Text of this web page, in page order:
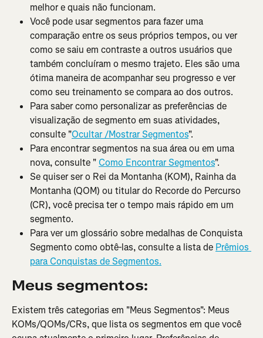
melhor e quais não funcionam.
Você pode usar segmentos para fazer uma
comparação entre os seus próprios tempos, ou ver
como se saiu em contraste a outros usuários que
também concluíram o mesmo trajeto. Eles são uma
ótima maneira de acompanhar seu progresso e ver
como seu treinamento se compara ao dos outros.
Para saber como personalizar as preferências de
visualização de segmento em suas atividades,
consulte "Ocultar /Mostrar Segmentos".
Para encontrar segmentos na sua área ou em uma
nova, consulte " Como Encontrar Segmentos".
Se quiser ser o Rei da Montanha (KOM), Rainha da
Montanha (QOM) ou titular do Recorde do Percurso
(CR), você precisa ter o tempo mais rápido em um
segmento.
Para ver um glossário sobre medalhas de Conquista
Segmento como obtê-las, consulte a lista de Prêmios
para Conquistas de Segmentos.
Meus segmentos:
Existem três categorias em "Meus Segmentos": Meus
KOMs/QOMs/CRs, que lista os segmentos em que você